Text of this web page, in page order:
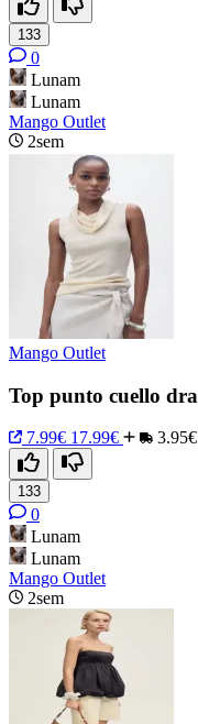
133
0
Lunam
Lunam
Mango Outlet
2sem
Mango Outlet
Top punto cuello
7.99€ 17.99€ 3.95€
133
0
Lunam
Lunam
Mango Outlet
2sem